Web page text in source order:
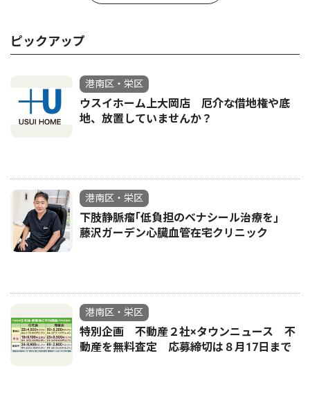
ピックアップ
港南区・栄区
ウスイホーム上大岡店 厄介な借地権や底
地、放置していませんか？
港南区・栄区
下肢静脈瘤｢低負担のベナシール治療を｣
藤沢ガーデン心臓血管在宅クリニック
港南区・栄区
特別企画 不動産２社×タウンニュース 不
動産を無料査定 応募締切は８月17日まで